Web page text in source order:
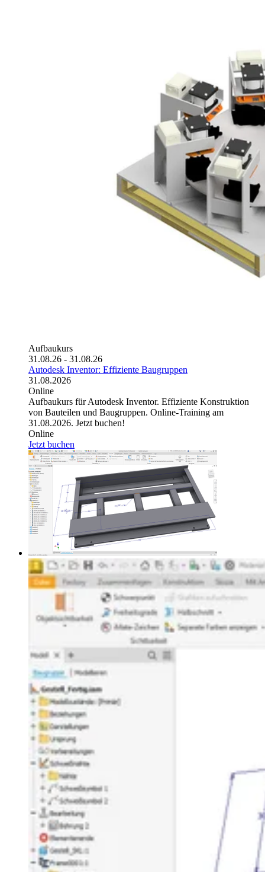
Aufbaukurs
31.08.26 - 31.08.26
Autodesk Inventor: Effiziente Baugruppen
31.08.2026
Online
Aufbaukurs für Autodesk Inventor. Effiziente Konstruktion
von Bauteilen und Baugruppen. Online-Training am
31.08.2026. Jetzt buchen!
Online
Jetzt buchen